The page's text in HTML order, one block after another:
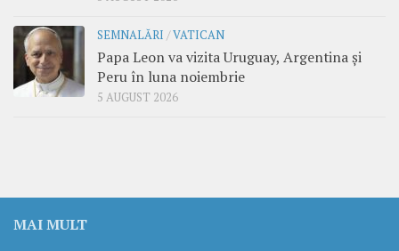
SEMNALĂRI /VATICAN
Papa Leon va vizita Uruguay, Argentina și
Peru în luna noiembrie
5 AUGUST 2026
MAI MULT